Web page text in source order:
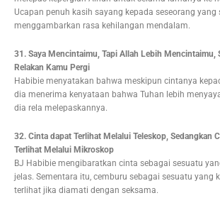
Ucapan penuh kasih sayang kepada seseorang
menggambarkan rasa kehilangan mendalam.
31. Saya Mencintaimu, Tapi Allah Lebih Mencintaimu,
Relakan Kamu Pergi
Habibie menyatakan bahwa meskipun cintanya
dia menerima kenyataan bahwa Tuhan lebih
dia rela melepaskannya.
32. Cinta dapat Terlihat Melalui Teleskop, Sedangkan
Terlihat Melalui Mikroskop
BJ Habibie mengibaratkan cinta sebagai sesuatu
jelas. Sementara itu, cemburu sebagai sesuatu yang
terlihat jika diamati dengan seksama.